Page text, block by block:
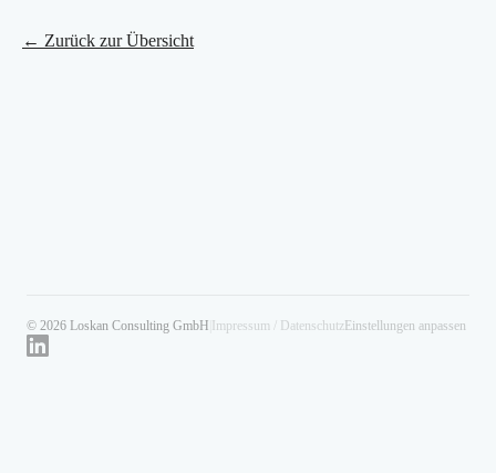
← Zurück zur Übersicht
© 2026 Loskan Consulting GmbH Impressum / Datenschutz Einstellungen anpassen